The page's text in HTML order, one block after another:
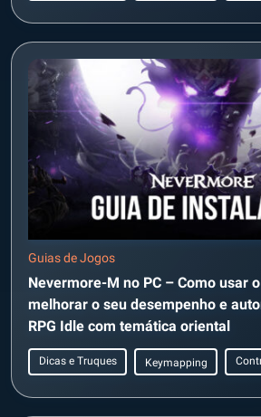
Guias de Jogos
Nevermore-M no PC – Como usar
melhorar o seu desempenho e
RPG Idle com temática oriental
Dicas e Truques Keymapping